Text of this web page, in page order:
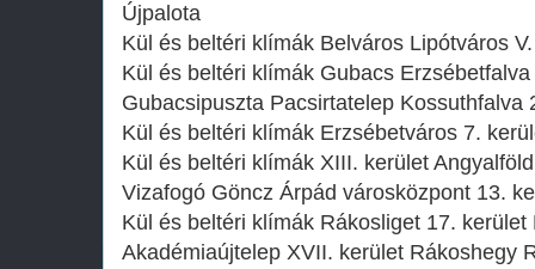
Újpalota
Kül és beltéri klímák Belváros Lipótváros
Kül és beltéri klímák Gubacs
Gubacsipuszta Pacsirtatelep Kossuthfalva
Kül és beltéri klímák Erzsébetváros 7.
Kül és beltéri klímák XIII. kerület
Vizafogó Göncz Árpád városközpont 13.
Kül és beltéri klímák Rákosliget 17.
Akadémiaújtelep XVII. kerület Rákoshegy